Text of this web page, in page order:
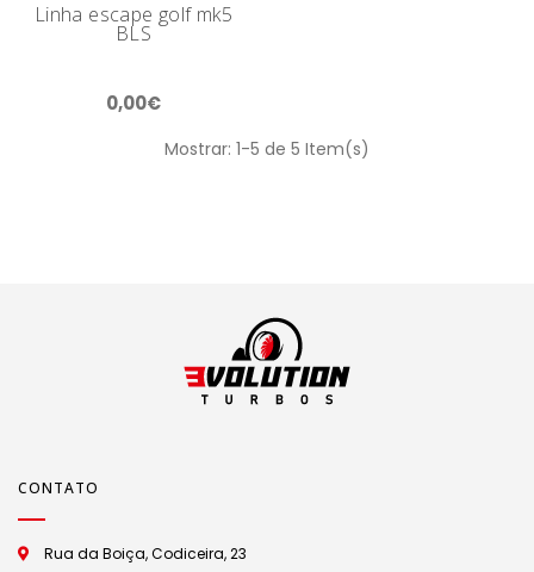
Linha escape golf mk5
BLS
0,00€
Mostrar: 1-5 de 5 Item(s)
CONTATO
Rua da Boiça, Codiceira, 23